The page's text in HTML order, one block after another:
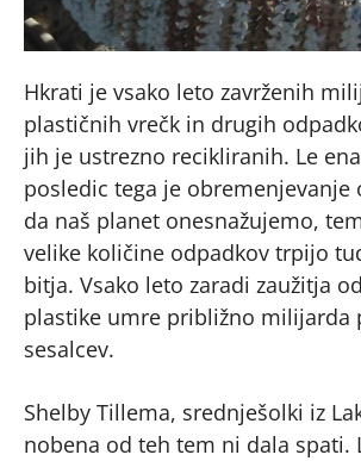
Hkrati je vsako leto zavrženih
plastičnih vrečk in drugih
jih je ustrezno recikliranih. Le
posledic tega je obremenjevanje
da naš planet onesnažujemo,
velike količine odpadkov trpijo
bitja. Vsako leto zaradi zaužitja
plastike umre približno milijarda
sesalcev.
Shelby Tillema, srednješolki iz
nobena od teh tem ni dala spati.